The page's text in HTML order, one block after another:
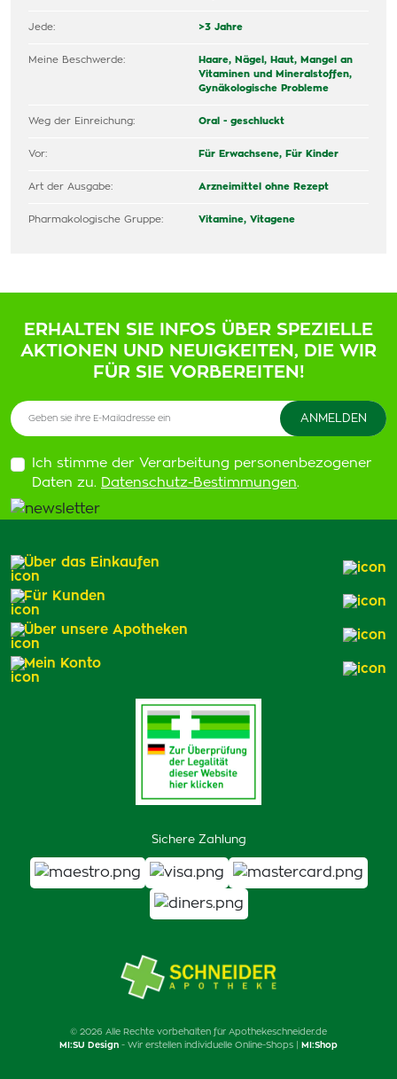
Jede: >3 Jahre
Meine Beschwerde: Haare, Nägel, Haut, Mangel an
Vitaminen und Mineralstoffen,
Gynäkologische Probleme
Weg der Einreichung: Oral - geschluckt
Vor: Für Erwachsene, Für Kinder
Art der Ausgabe: Arzneimittel ohne Rezept
Pharmakologische Gruppe: Vitamine, Vitagene
ERHALTEN SIE INFOS ÜBER SPEZIELLE
AKTIONEN UND NEUIGKEITEN, DIE WIR
FÜR SIE VORBEREITEN!
Ich stimme der Verarbeitung personenbezogener
Daten zu. Datenschutz-Bestimmungen.
Sichere Zahlung
Über das Einkaufen
Für Kunden
Über unsere Apotheken
Mein Konto
© 2026 Alle Rechte vorbehalten für Apothekeschneider.de
MI:SU Design - Wir erstellen individuelle Online-Shops | MI:Shop